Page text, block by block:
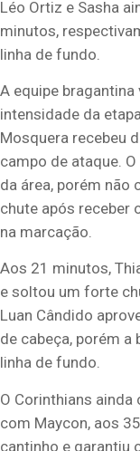
Léo Ortiz e Sasha
minutos,
linha de fundo.
A equipe
intensidade da
Mosquera recebeu
campo de ataque.
da área, porém não
chute após receber
na marcação.
Aos 21 minutos,
e soltou um forte
Luan Cândido
de cabeça, porém a
linha de fundo.
O Corinthians
com Maycon, aos
cantinho e garantiu